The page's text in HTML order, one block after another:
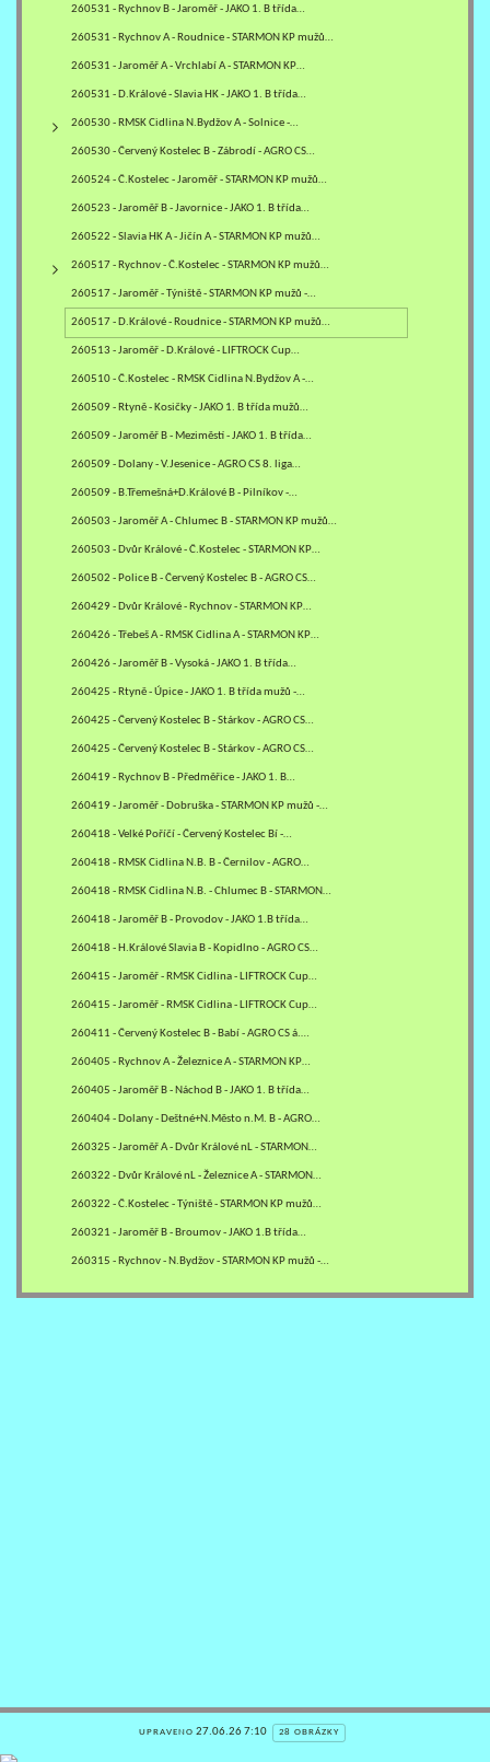
260531 - Rychnov B - Jaroměř - JAKO 1. B třída…
260531 - Rychnov A - Roudnice - STARMON KP mužů…
260531 - Jaroměř A - Vrchlabí A - STARMON KP…
260531 - D.Králové - Slavia HK - JAKO 1. B třída…
260530 - RMSK Cidlina N.Bydžov A - Solnice -…
260530 - Červený Kostelec B - Zábrodí - AGRO CS…
260524 - Č.Kostelec - Jaroměř - STARMON KP mužů…
260523 - Jaroměř B - Javornice - JAKO 1. B třída…
260522 - Slavia HK A - Jičín A - STARMON KP mužů…
260517 - Rychnov - Č.Kostelec - STARMON KP mužů…
260517 - Jaroměř - Týniště - STARMON KP mužů -…
260517 - D.Králové - Roudnice - STARMON KP mužů…
260513 - Jaroměř - D.Králové - LIFTROCK Cup…
260510 - Č.Kostelec - RMSK Cidlina N.Bydžov A -…
260509 - Rtyně - Kosičky - JAKO 1. B třída mužů…
260509 - Jaroměř B - Meziměstí - JAKO 1. B třída…
260509 - Dolany - V.Jesenice - AGRO CS 8. liga…
260509 - B.Třemešná+D.Králové B - Pilníkov -…
260503 - Jaroměř A - Chlumec B - STARMON KP mužů…
260503 - Dvůr Králové - Č.Kostelec - STARMON KP…
260502 - Police B - Červený Kostelec B - AGRO CS…
260429 - Dvůr Králové - Rychnov - STARMON KP…
260426 - Třebeš A - RMSK Cidlina A - STARMON KP…
260426 - Jaroměř B - Vysoká - JAKO 1. B třída…
260425 - Rtyně - Úpice - JAKO 1. B třída mužů -…
260425 - Červený Kostelec B - Stárkov - AGRO CS…
260425 - Červený Kostelec B - Stárkov - AGRO CS…
260419 - Rychnov B - Předměřice - JAKO 1. B…
260419 - Jaroměř - Dobruška - STARMON KP mužů -…
260418 - Velké Poříčí - Červený Kostelec Bí -…
260418 - RMSK Cidlina N.B. B - Černilov - AGRO…
260418 - RMSK Cidlina N.B. - Chlumec B - STARMON…
260418 - Jaroměř B - Provodov - JAKO 1.B třída…
260418 - H.Králové Slavia B - Kopidlno - AGRO CS…
260415 - Jaroměř - RMSK Cidlina - LIFTROCK Cup…
260415 - Jaroměř - RMSK Cidlina - LIFTROCK Cup…
260411 - Červený Kostelec B - Babí - AGRO CS á.…
260405 - Rychnov A - Železnice A - STARMON KP…
260405 - Jaroměř B - Náchod B - JAKO 1. B třída…
260404 - Dolany - Deštné+N.Město n.M. B - AGRO…
260325 - Jaroměř A - Dvůr Králové nL - STARMON…
260322 - Dvůr Králové nL - Železnice A - STARMON…
260322 - Č.Kostelec - Týniště - STARMON KP mužů…
260321 - Jaroměř B - Broumov - JAKO 1.B třída…
260315 - Rychnov - N.Bydžov - STARMON KP mužů -…
UPRAVENO 27.06.26 7:10 28 OBRÁZKY